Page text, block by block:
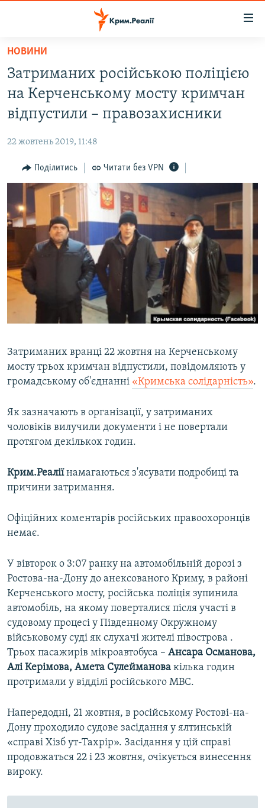
Перейти
основного
матеріалу
Перейти
до
основної
Перейти
до
пошуку
ВОДА.КРИМ
ВІДЕО ТА ФОТО
БЛОГИ
ПОГЛЯД
ІНТЕРВ'Ю
ВСЕ ЗА ДЕНЬ
СПЕЦПРОЕКТИ
ДЕПОРТАЦІЯ
ВІДЕОУРОКИ «ELIFBE»
СВІДЧЕННЯ ОКУПАЦІЇ
УКРАЇНСЬКА ПРОБЛЕМА КРИМУ
ЯК ОБІЙТИ БЛОКУВАННЯ
Русский
Qırımtatar
НОВИНИ
Затриманих російською поліцією
на Керченському мосту кримчан
відпустили – правозахисники
22 жовтень 2019, 11:48
Поділитись Читати без VPN
Затриманих вранці 22 жовтня на Керченському
мосту трьох кримчан відпустили, повідомляють у
громадському об'єднанні «Кримська солідарність».
Як зазначають в організації, у затриманих
чоловіків вилучили документи і не повертали
протягом декількох годин.
Крим.Реаліїнамагаються з'ясувати подробиці та
причини затримання.
Офіційних коментарів російських правоохоронців
немає.
У вівторок о 3:07 ранку на автомобільній дорозі з
Ростова-на-Дону до анексованого Криму, в районі
Керченського мосту, російська поліція зупинила
автомобіль, на якому поверталися після участі в
судовому процесі у Південному Окружному
військовому суді як слухачі жителі півострова .
Трьох пасажирів мікроавтобуса – Ансара Османова,
Алі Керімова, Амета Сулейманова кілька годин
протримали у відділі російського МВС.
Напередодні, 21 жовтня, в російському Ростові-на-
Дону проходило судове засідання у ялтинській
«справі Хізб ут-Тахрір». Засідання у цій справі
продовжаться 22 і 23 жовтня, очікується винесення
вироку.